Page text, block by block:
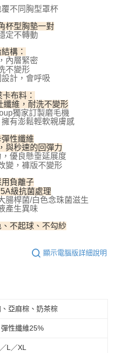
理人或監護人之同意方可使用
者引起之損失，本公司不負相關責
度不足之情形，本公司將視審查結果
資訊註冊。若發現惡意使用之情形，
戶之使用額度並採取法律行動。
不同胸型罩杯
杯型胸墊一對
定不轉動
構：
內層緊密
不變形
計，會呼吸
布料：
纖維，耐洗不變形
獨家訂製磨毛機
有澎鬆輕軟親膚感
性纖維
與秒速的回彈力
優良懸垂延展度
變，褲版不變形
負離子
級抗菌處理
腸桿菌/白色念珠菌滋生
產生異味
不起球、不勾紗
顯示電腦版詳細說明
亞麻棕、奶茶棕
性纖維25%
L／XL